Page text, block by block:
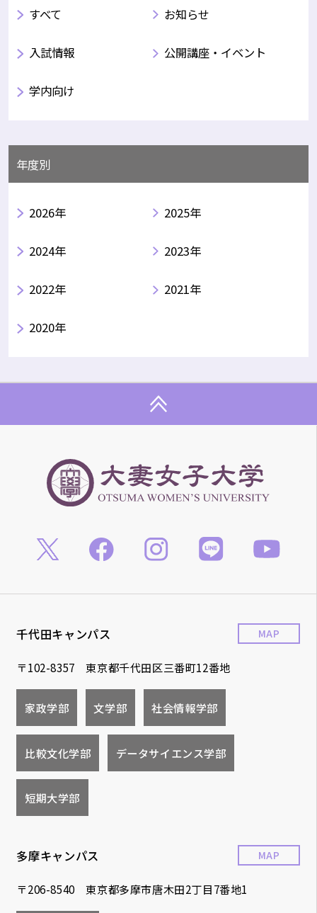
すべて お知らせ
入試情報 公開講座・イベント
学内向け
年度別
2026年 2025年
2024年 2023年
2022年 2021年
2020年
千代田キャンパス
〒102-8357 東京都千代田区三番町12番地
MAP
家政学部 文学部 社会情報学部
比較文化学部 データサイエンス学部
短期大学部
多摩キャンパス
〒206-8540 東京都多摩市唐木田2丁目7番地1
MAP